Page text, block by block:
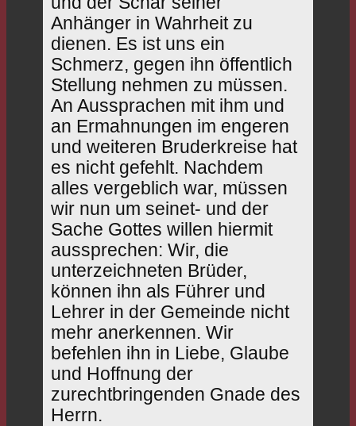
Anhänger in Wahrheit zu
dienen. Es ist uns ein
Schmerz, gegen ihn öffentlich
Stellung nehmen zu müssen.
An Aussprachen mit ihm und
an Ermahnungen im engeren
und weiteren Bruderkreise hat
es nicht gefehlt. Nachdem
alles vergeblich war, müssen
wir nun um seinet- und der
Sache Gottes willen hiermit
aussprechen: Wir, die
unterzeichneten Brüder,
können ihn als Führer und
Lehrer in der Gemeinde nicht
mehr anerkennen. Wir
befehlen ihn in Liebe, Glaube
und Hoffnung der
zurechtbringenden Gnade des
Herrn.